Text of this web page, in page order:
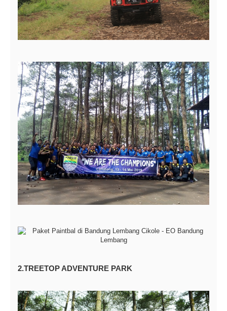
2.TREETOP ADVENTURE PARK